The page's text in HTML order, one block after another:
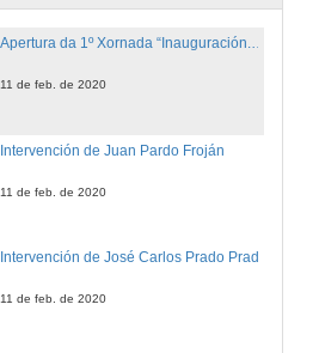
Apertura da 1º Xornada “Inauguración. O Enxeñeiro de Organización: Un perfil polivalente”
11 de feb. de 2020
Intervención de Juan Pardo Froján
11 de feb. de 2020
Intervención de José Carlos Prado Prado
11 de feb. de 2020